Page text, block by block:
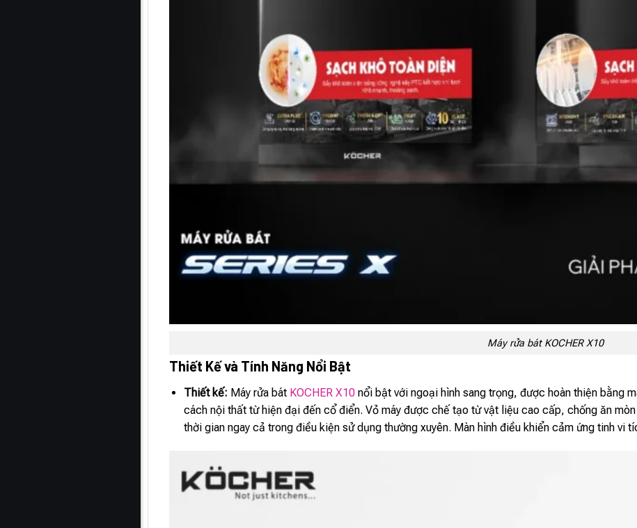
Máy rửa bát KOCHER X10
Thiết Kế và Tính Năng Nổi Bật
Thiết kế: Máy rửa bát KOCHER X10 nổi bật với ngoại hình sang trọng, được hoàn thiện bằng
cách nội thất từ hiện đại đến cổ điển. Vỏ máy được chế tạo từ vật liệu cao cấp, chống ăn
thời gian ngay cả trong điều kiện sử dụng thường xuyên. Màn hình điều khiển cảm ứng tinh vi